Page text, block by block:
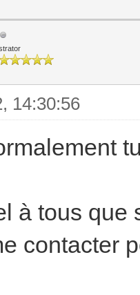
14:30:56
à tous que
contacter